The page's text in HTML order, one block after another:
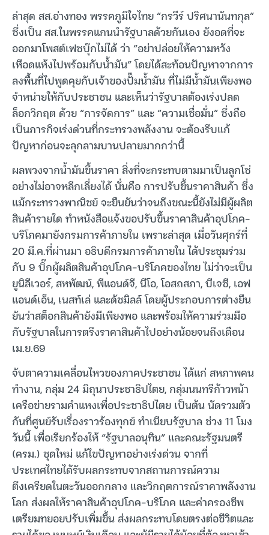
ล่าสุด สส.อ่างทอง พรรคภูมิใจไทย “กรวีร์ ปริศนานันทกุล”
ซึ่งเป็น สส.ในพรรคแกนนำรัฐบาลด้วยกันเอง ยังอดที่จะ
ออกมาโพสต์เฟซบุ๊กไม่ได้ ว่า “อย่าปล่อยให้ความหวัง
เหือดแห้งไปพร้อมกับน้ำมัน” โดยได้สะท้อนปัญหาจากการ
ลงพื้นที่ไปพูดคุยกับเจ้าของปั๊มน้ำมัน ที่ไม่มีน้ำมันเพียงพอ
จำหน่ายให้กับประชาชน และเห็นว่ารัฐบาลต้องเร่งปลด
ล็อกวิกฤต ด้วย “การจัดการ” และ “ความเชื่อมั่น” ซึ่งถือ
เป็นภารกิจเร่งด่วนที่กระทรวงพลังงาน จะต้องรีบแก้
ปัญหาก่อนจะลุกลามบานปลายมากกว่านี้
ผลพวงจากน้ำมันขึ้นราคา สิ่งที่จะกระทบตามมาเป็นลูกโซ่
อย่างไม่อาจหลีกเลี่ยงได้ นั่นคือ การปรับขึ้นราคาสินค้า ซึ่ง
แม้กระทรวงพาณิชย์ จะยืนยันว่าจนถึงขณะนี้ยังไม่มีผู้ผลิต
สินค้ารายใด ทำหนังสือแจ้งขอปรับขึ้นราคาสินค้าอุปโภค-
บริโภคมายังกรมการค้าภายใน เพราะล่าสุด เมื่อวันศุกร์ที่
20 มี.ค.ที่ผ่านมา อธิบดีกรมการค้าภายใน ได้ประชุมร่วม
กับ 9 บิ๊กผู้ผลิตสินค้าอุปโภค-บริโภคของไทย ไม่ว่าจะเป็น
ยูนิลีเวอร์, สหพัฒน์, พีแอนด์จี, นีโอ, โอสถสภา, บีเจซี, เอฟ
แอนด์เอ็น, เนสท์เล่ และดัชมิลล์ โดยผู้ประกอบการต่างยืน
ยันว่าสต็อกสินค้ายังมีเพียงพอ และพร้อมให้ความร่วมมือ
กับรัฐบาลในการตรึงราคาสินค้าไปอย่างน้อยจนถึงเดือน
เม.ย.69
จับตาความเคลื่อนไหวของภาคประชาชน ได้แก่ สหภาพคน
ทำงาน, กลุ่ม 24 มิถุนาประชาธิปไตย, กลุ่มนนทรีก้าวหน้า
เครือข่ายรามคำแหงเพื่อประชาธิปไตย เป็นต้น นัดรวมตัว
กันที่ศูนย์รับเรื่องราวร้องทุกข์ ทำเนียบรัฐบาล ช่วง 11 โมง
วันนี้ เพื่อเรียกร้องให้ “รัฐบาลอนุทิน” และคณะรัฐมนตรี
(ครม.) ชุดใหม่ แก้ไขปัญหาอย่างเร่งด่วน จากที่
ประเทศไทยได้รับผลกระทบจากสถานการณ์ความ
ตึงเครียดในตะวันออกกลาง และวิกฤตการณ์ราคาพลังงาน
โลก ส่งผลให้ราคาสินค้าอุปโภค-บริโภค และค่าครองชีพ
เตรียมทยอยปรับเพิ่มขึ้น ส่งผลกระทบโดยตรงต่อชีวิตและ